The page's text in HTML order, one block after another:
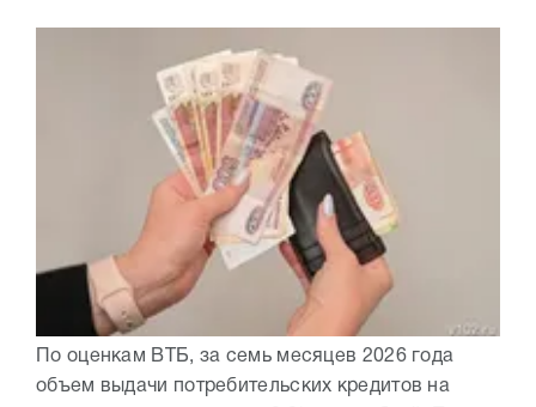
По оценкам ВТБ, за семь месяцев 2026 года
объем выдачи потребительских кредитов на